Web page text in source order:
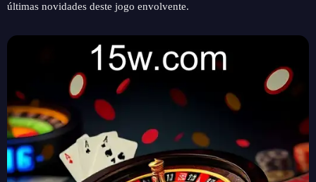
últimas novidades deste jogo envolvente.